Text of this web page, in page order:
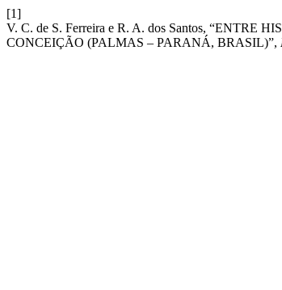
[1]
V. C. de S. Ferreira e R. A. dos Santos,
CONCEIÇÃO (PALMAS – PARANÁ, BRASIL)”,